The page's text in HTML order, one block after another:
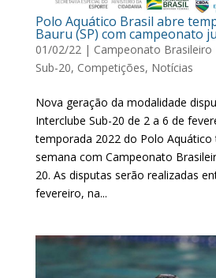
Polo Aquático Brasil abre
Bauru (SP) com campeonato
01/02/22 | Campeonato Brasileiro
Sub-20, Competições, Notícias
Nova geração da modalidade
Interclube Sub-20 de 2 a 6 de
temporada 2022 do Polo Aquático
semana com Campeonato
20. As disputas serão realizadas
fevereiro, na...